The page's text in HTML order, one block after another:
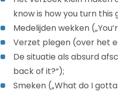
know is how you turn this
Medelijden wekken
Verzet plegen (over het
De situatie als absurd
back of it?“);
Smeken („What do I